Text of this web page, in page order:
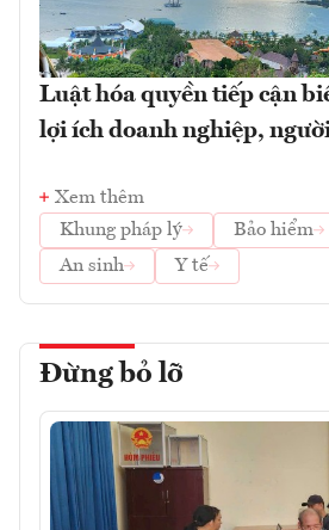
Luật hóa quyền tiếp cận
lợi ích doanh nghiệp,
Xem thêm
Khung pháp lý
Bảo hiểm
An sinh
Y tế
Đừng bỏ lỡ